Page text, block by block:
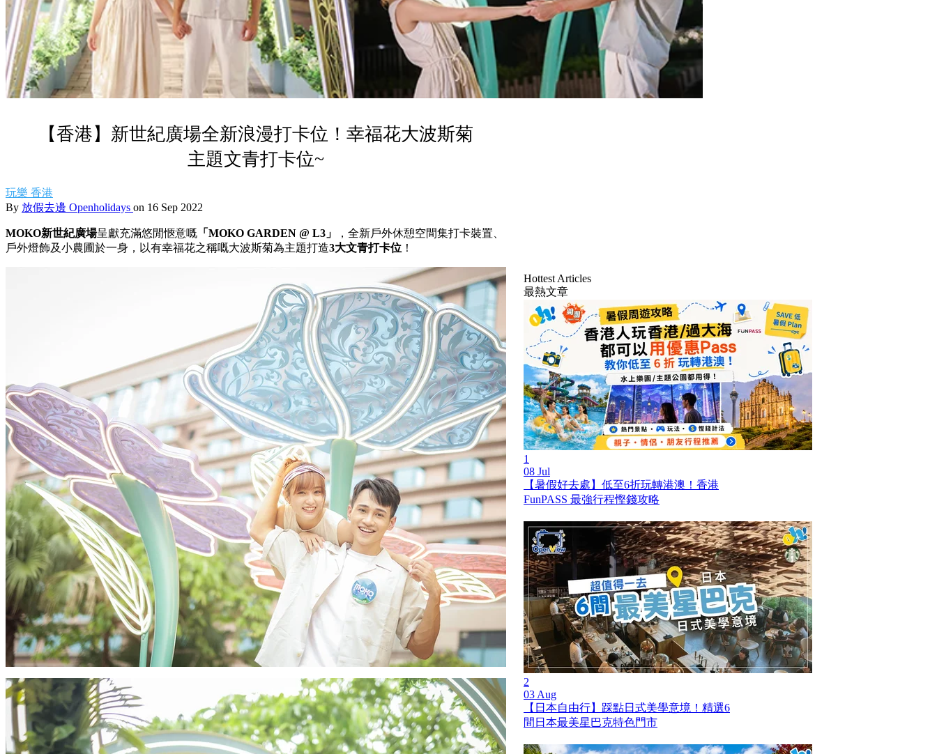
【香港】新世紀廣場全新浪漫打卡位！幸福花大波斯菊
主題文青打卡位~
玩樂 香港
By 放假去邊 Openholidays on 16 Sep 2022
MOKO新世紀廣場呈獻充滿悠閒愜意嘅 「MOKO GARDEN @ L3」
，全新戶外休憩空間集打卡裝置、
戶外燈飾及小農圃於一身，以有幸福花之稱嘅大波斯菊為主題打造3大文青打卡位 ！
Hottest Articles
最熱文章
1
08 Jul
【暑假好去處】低至6折玩轉港澳！香港
FunPASS 最強行程慳錢攻略
2
03 Aug
【日本自由行】踩點日式美學意境！精選6
間日本最美星巴克特色門市